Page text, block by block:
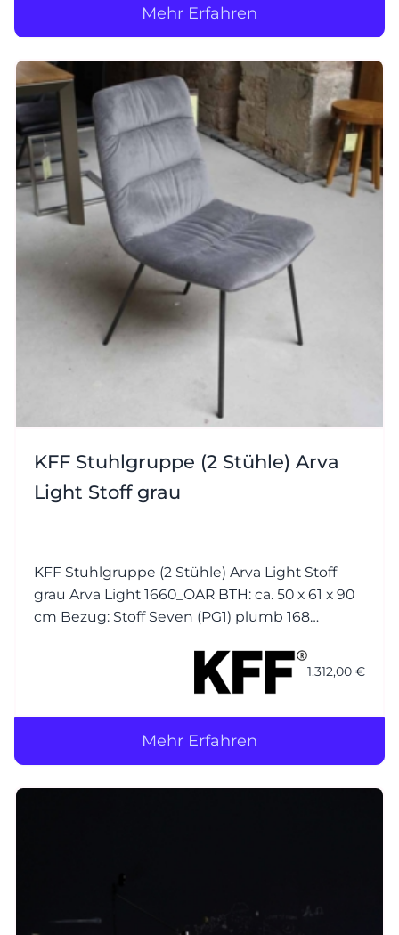
Mehr Erfahren
KFF Stuhlgruppe (2 Stühle) Arva
Light Stoff grau
KFF Stuhlgruppe (2 Stühle) Arva Light Stoff
grau Arva Light 1660_OAR BTH: ca. 50 x 61 x 90
cm Bezug: Stoff Seven (PG1) plumb 168
Nähte jeweils Ton in Ton Gestell (4-Fuss): M23
1.312,00 €
Mehr Erfahren